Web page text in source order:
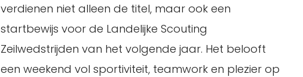
verdienen niet alleen de titel, maar ook een
startbewijs voor de Landelijke Scouting
Zeilwedstrijden van het volgende jaar. Het belooft
een weekend vol sportiviteit, teamwork en plezier op